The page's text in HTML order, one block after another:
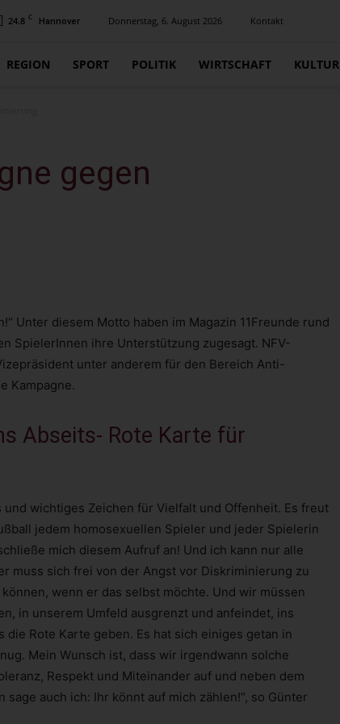
24.8 C Hannover Donnerstag, 6. August 2026 Kontakt
REGION SPORT POLITIK WIRTSCHAFT KULTUR
gegen
Unter diesem Motto haben im Magazin 11Freunde rund
SpielerInnen ihre Unterstützung zugesagt. NFV-
unter anderem für den Bereich Anti-
Kampagne.
Abseits- Rote Karte für
und wichtiges Zeichen für Vielfalt und Offenheit. Es freut
jedem homosexuellen Spieler und jeder Spielerin
mich diesem Aufruf an! Und ich kann nur alle
muss sich frei von der Angst vor Diskriminierung zu
wenn er das selbst möchte. Und wir müssen
in unserem Umfeld ausgrenzt und anfeindet, ins
Rote Karte geben. Es hat sich einiges getan in
Mein Wunsch ist, dass wir irgendwann solche
Respekt und Miteinander auf und neben dem
auch ich: Ihr könnt auf mich zählen!“, so Günter